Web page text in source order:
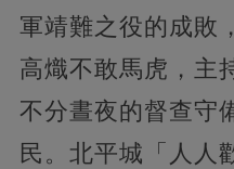
軍靖難之役的成敗
高熾不敢馬虎，主
不分晝夜的督查守
民。北平城「人人